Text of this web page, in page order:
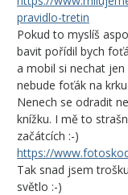
pravidlo-tretin
Pokud to myslíš
bavit pořídil bych
a mobil si nechat
nebude foťák na
Nenech se odradit
knížku. I mě to
začátcích :-)
https://
Tak snad jsem
světlo :-)